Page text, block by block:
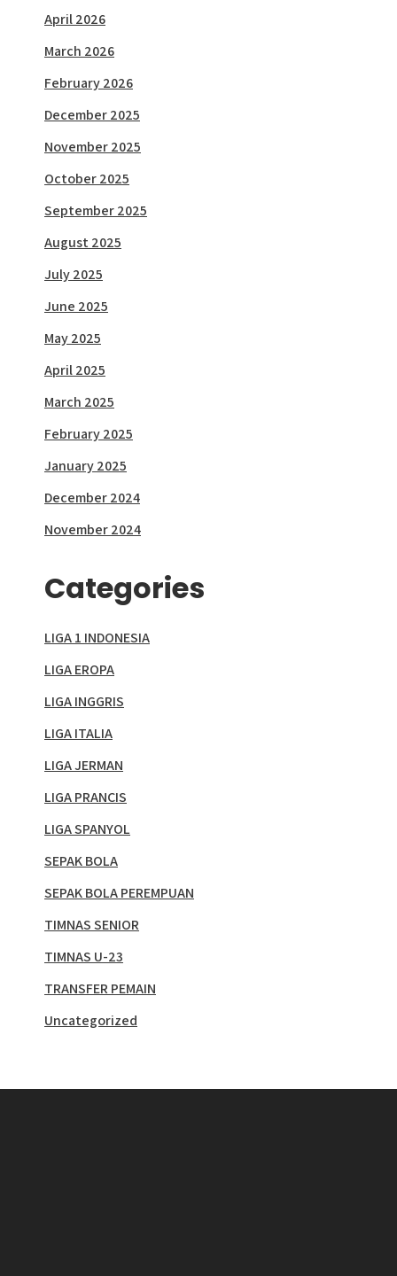
April 2026
March 2026
February 2026
December 2025
November 2025
October 2025
September 2025
August 2025
July 2025
June 2025
May 2025
April 2025
March 2025
February 2025
January 2025
December 2024
November 2024
Categories
LIGA 1 INDONESIA
LIGA EROPA
LIGA INGGRIS
LIGA ITALIA
LIGA JERMAN
LIGA PRANCIS
LIGA SPANYOL
SEPAK BOLA
SEPAK BOLA PEREMPUAN
TIMNAS SENIOR
TIMNAS U-23
TRANSFER PEMAIN
Uncategorized